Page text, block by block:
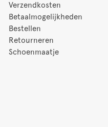
Verzendkosten
Betaalmogelijkheden
Bestellen
Retourneren
Schoenmaatje